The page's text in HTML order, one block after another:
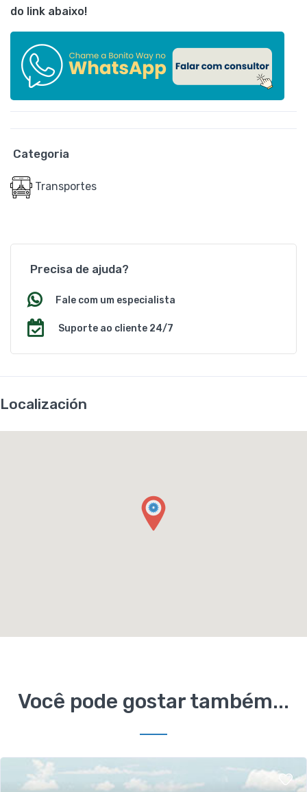
do link abaixo!
Categoria
Transportes
Precisa de ajuda?
Fale com um especialista
Suporte ao cliente 24/7
Localización
Você pode gostar também...